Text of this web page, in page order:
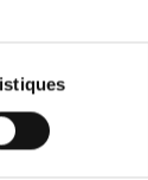
être
vos
Je souhaite
destination